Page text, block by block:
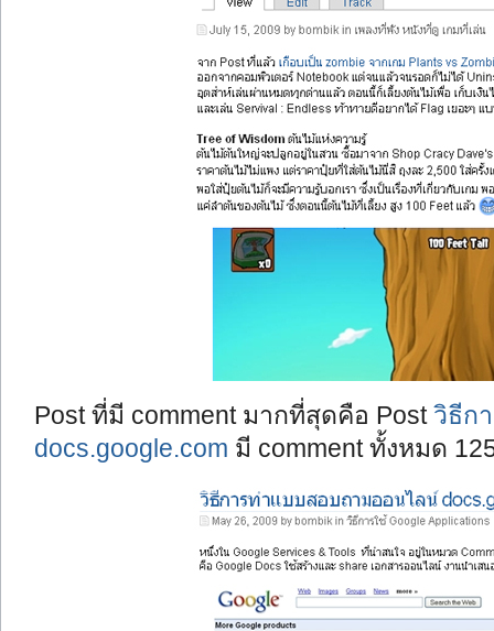
Post ที่มี comment มากที่สุดคือ Postวิธีก
docs.google.com มี comment ทั้งหมด